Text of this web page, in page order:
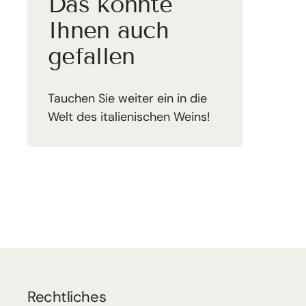
Ihnen auch
gefallen
Tauchen Sie weiter ein in die
Welt des italienischen Weins!
Rechtliches